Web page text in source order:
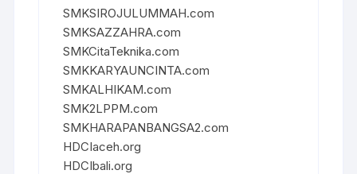
SMKSIROJULUMMAH.com
SMKSAZZAHRA.com
SMKCitaTeknika.com
SMKKARYAUNCINTA.com
SMKALHIKAM.com
SMK2LPPM.com
SMKHARAPANBANGSA2.com
HDCIaceh.org
HDCIbali.org